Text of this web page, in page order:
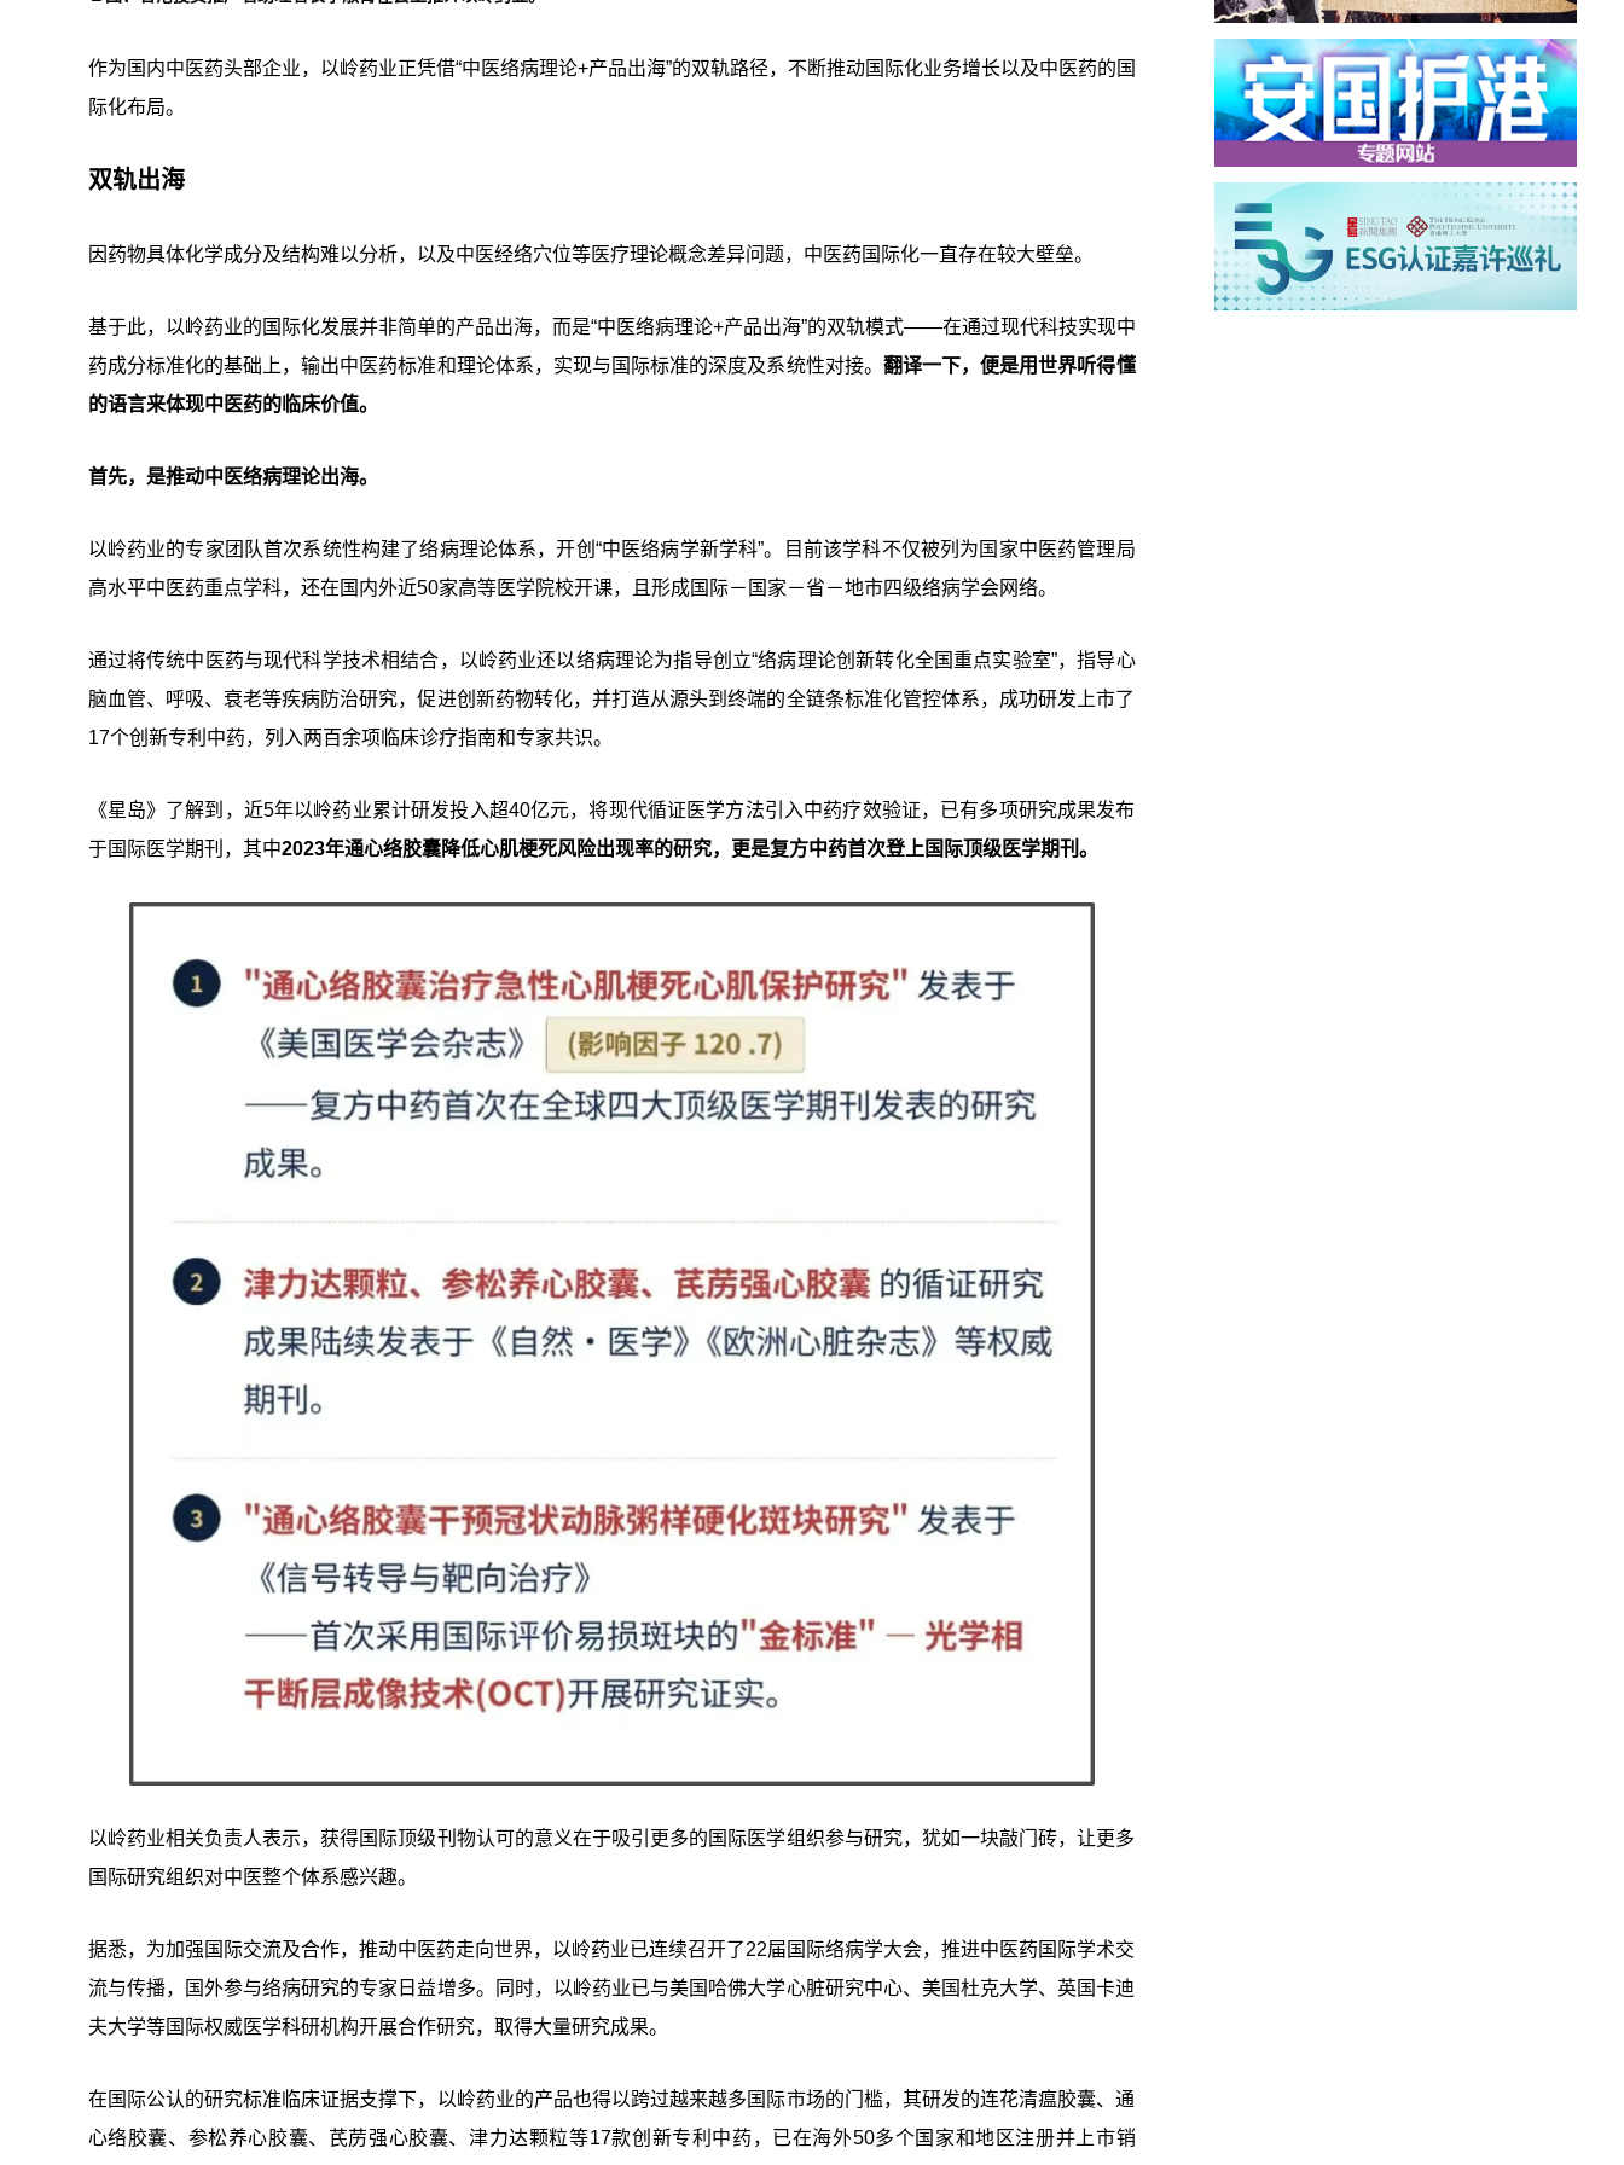
作为国内中医药头部企业，以岭药业正凭借“中医络病理论+产品出海”的双轨路径，不断推动国际化业务增长以及中医药的国
际化布局。
双轨出海
因药物具体化学成分及结构难以分析，以及中医经络穴位等医疗理论概念差异问题，中医药国际化一直存在较大壁垒。
基于此，以岭药业的国际化发展并非简单的产品出海，而是“中医络病理论+产品出海”的双轨模式——在通过现代科技实现中
药成分标准化的基础上，输出中医药标准和理论体系，实现与国际标准的深度及系统性对接。 翻译一下，便是用世界听得懂
的语言来体现中医药的临床价值。
首先，是推动中医络病理论出海。
以岭药业的专家团队首次系统性构建了络病理论体系，开创“中医络病学新学科”。目前该学科不仅被列为国家中医药管理局
高水平中医药重点学科，还在国内外近50家高等医学院校开课，且形成国际－国家－省－地市四级络病学会网络。
通过将传统中医药与现代科学技术相结合，以岭药业还以络病理论为指导创立“络病理论创新转化全国重点实验室”，指导心
脑血管、呼吸、衰老等疾病防治研究，促进创新药物转化，并打造从源头到终端的全链条标准化管控体系，成功研发上市了
17个创新专利中药，列入两百余项临床诊疗指南和专家共识。
《星岛》了解到，近5年以岭药业累计研发投入超40亿元，将现代循证医学方法引入中药疗效验证，已有多项研究成果发布
于国际医学期刊，其中2023年通心络胶囊降低心肌梗死风险出现率的研究，更是复方中药首次登上国际顶级医学期刊。
以岭药业相关负责人表示，获得国际顶级刊物认可的意义在于吸引更多的国际医学组织参与研究，犹如一块敲门砖，让更多
国际研究组织对中医整个体系感兴趣。
据悉，为加强国际交流及合作，推动中医药走向世界，以岭药业已连续召开了22届国际络病学大会，推进中医药国际学术交
流与传播，国外参与络病研究的专家日益增多。同时，以岭药业已与美国哈佛大学心脏研究中心、美国杜克大学、英国卡迪
夫大学等国际权威医学科研机构开展合作研究，取得大量研究成果。
在国际公认的研究标准临床证据支撑下，以岭药业的产品也得以跨过越来越多国际市场的门槛，其研发的连花清瘟胶囊、通
心络胶囊、参松养心胶囊、芪苈强心胶囊、津力达颗粒等17款创新专利中药，已在海外50多个国家和地区注册并上市销